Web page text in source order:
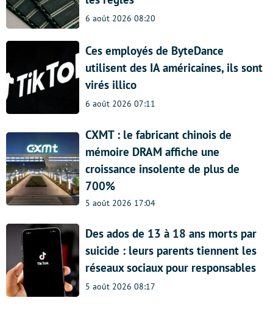
6 août 2026 08:20
Ces employés de ByteDance
utilisent des IA américaines, ils sont
virés illico
6 août 2026 07:11
CXMT : le fabricant chinois de
mémoire DRAM affiche une
croissance insolente de plus de
700%
5 août 2026 17:04
Des ados de 13 à 18 ans morts par
suicide : leurs parents tiennent les
réseaux sociaux pour responsables
5 août 2026 08:17